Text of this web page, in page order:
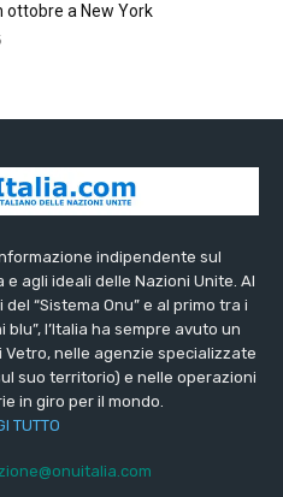
ottobre a New York
indipendente sul
agli ideali delle Nazioni Unite. Al
“Sistema Onu” e al primo tra i
l’Italia ha sempre avuto un
nelle agenzie specializzate
suo territorio) e nelle operazioni
in giro per il mondo.
TUTTO